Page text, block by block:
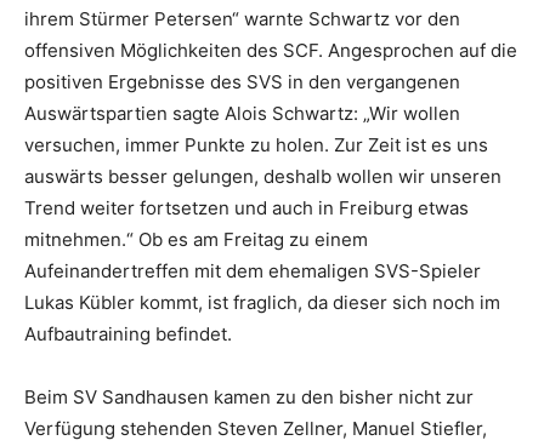
ihrem Stürmer Petersen“ warnte Schwartz vor den
offensiven Möglichkeiten des SCF. Angesprochen auf die
positiven Ergebnisse des SVS in den vergangenen
Auswärtspartien sagte Alois Schwartz: „Wir wollen
versuchen, immer Punkte zu holen. Zur Zeit ist es uns
auswärts besser gelungen, deshalb wollen wir unseren
Trend weiter fortsetzen und auch in Freiburg etwas
mitnehmen.“ Ob es am Freitag zu einem
Aufeinandertreffen mit dem ehemaligen SVS-Spieler
Lukas Kübler kommt, ist fraglich, da dieser sich noch im
Aufbautraining befindet.
Beim SV Sandhausen kamen zu den bisher nicht zur
Verfügung stehenden Steven Zellner, Manuel Stiefler,